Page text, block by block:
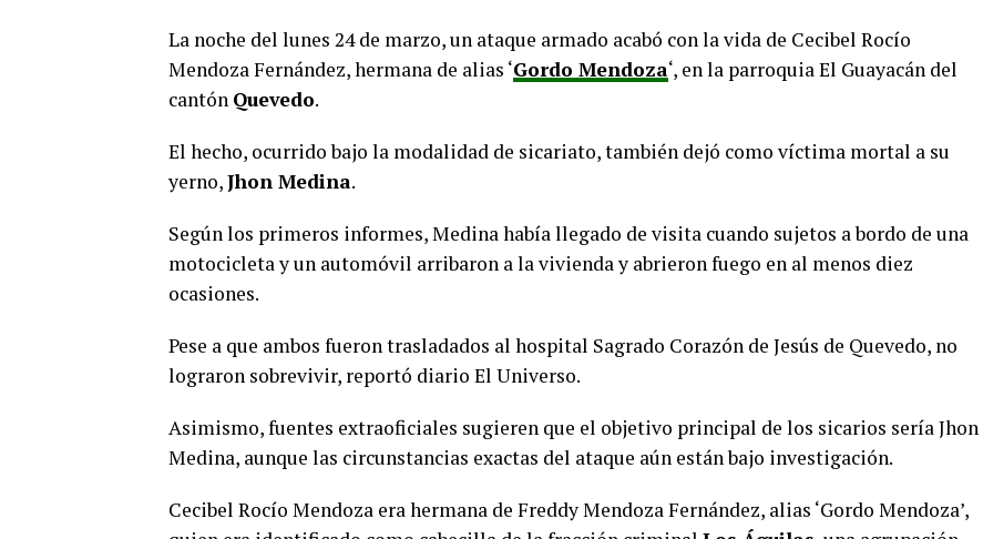
La noche del lunes 24 de marzo, un ataque armado acabó con la vida de Cecibel Rocío
Mendoza Fernández, hermana de alias ‘Gordo Mendoza‘, en la parroquia El Guayacán del
cantón Quevedo.
El hecho, ocurrido bajo la modalidad de sicariato, también dejó como víctima mortal a su
yerno,Jhon Medina.
Según los primeros informes, Medina había llegado de visita cuando sujetos a bordo de una
motocicleta y un automóvil arribaron a la vivienda y abrieron fuego en al menos diez
ocasiones.
Pese a que ambos fueron trasladados al hospital Sagrado Corazón de Jesús de Quevedo, no
lograron sobrevivir, reportó diario El Universo.
Asimismo, fuentes extraoficiales sugieren que el objetivo principal de los sicarios sería Jhon
Medina, aunque las circunstancias exactas del ataque aún están bajo investigación.
Cecibel Rocío Mendoza era hermana de Freddy Mendoza Fernández, alias ‘Gordo Mendoza’,